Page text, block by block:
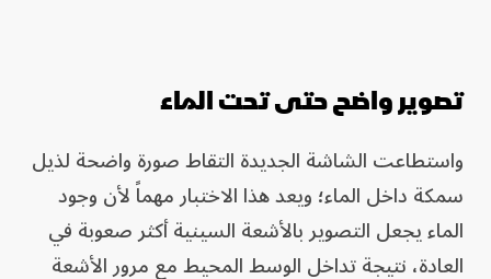
تصوير واضح حتى تحت الماء
واستطاعت الشاشة الجديدة التقاط صورة واضحة لذيل
سمكة داخل الماء؛ ويعد هذا الاختبار مهماً لأن وجود
الماء يجعل التصوير بالأشعة السينية أكثر صعوبة في
العادة، نتيجة تداخل الوسط المحيط مع مرور الأشعة